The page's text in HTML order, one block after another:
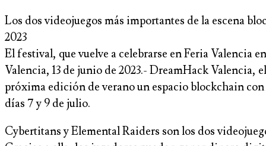
Los dos videojuegos más importantes de la escena
2023
El festival, que vuelve a celebrarse en Feria Valencia
Valencia, 13 de junio de 2023.- DreamHack Valencia,
próxima edición de verano un espacio blockchain
días 7 y 9 de julio.
Cybertitans y Elemental Raiders son los dos